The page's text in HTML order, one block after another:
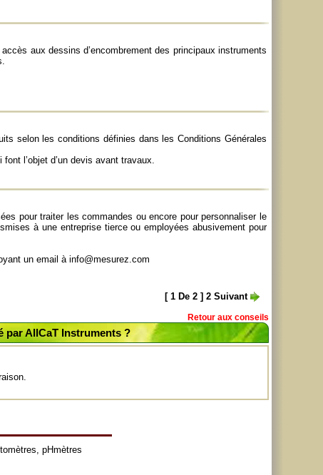
aux dessins d’encombrement des principaux instruments
selon les conditions définies dans les Conditions Générales
l’objet d’un devis avant travaux.
pour traiter les commandes ou encore pour personnaliser le
à une entreprise tierce ou employées abusivement pour
un email à info@mesurez.com
[ 1 De 2 ] 2 Suivant
Retour aux conseils
par AllCaT Instruments ?
, pHmètres